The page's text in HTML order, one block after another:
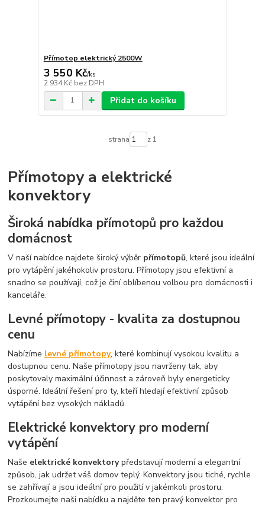
Přímotop elektrický 2500W
3 550 Kč/ks
2 934 Kč bez DPH
Přidat do košíku
strana z 1
Přímotopy a elektrické
konvektory
Široká nabídka přímotopů pro každou
domácnost
V naší nabídce najdete široký výběr přímotopů, které jsou ideální
pro vytápění jakéhokoliv prostoru. Přímotopy jsou efektivní a
snadno se používají, což je činí oblíbenou volbou pro domácnosti i
kanceláře.
Levné přímotopy - kvalita za dostupnou
cenu
Nabízíme levné přímotopy, které kombinují vysokou kvalitu a
dostupnou cenu. Naše přímotopy jsou navrženy tak, aby
poskytovaly maximální účinnost a zároveň byly energeticky
úsporné. Ideální řešení pro ty, kteří hledají efektivní způsob
vytápění bez vysokých nákladů.
Elektrické konvektory pro moderní
vytápění
Naše elektrické konvektorypředstavují moderní a elegantní
způsob, jak udržet váš domov teplý. Konvektory jsou tiché, rychle
se zahřívají a jsou ideální pro použití v jakémkoli prostoru.
Prozkoumejte naši nabídku a najděte ten pravý konvektor pro